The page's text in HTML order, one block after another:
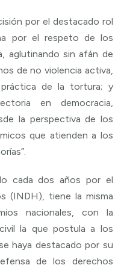
por el destacado rol
por el respeto de los
aglutinando sin afán de
de no violencia activa,
de la tortura; y
en democracia,
la perspectiva de los
que atienden a los
cada dos años por el
(INDH), tiene la misma
nacionales, con la
la que postula a los
haya destacado por su
de los derechos